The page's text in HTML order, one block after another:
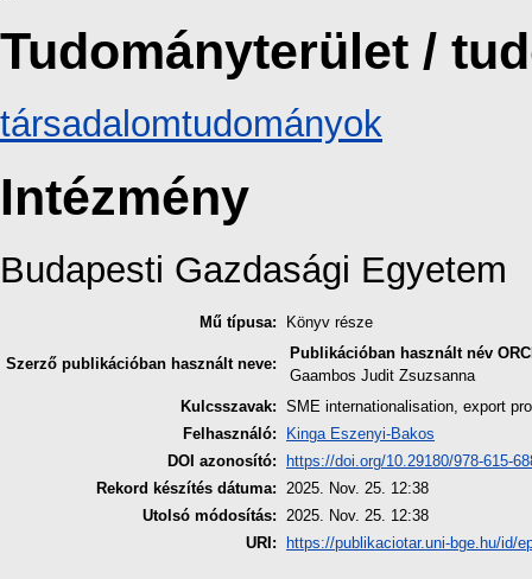
Tudományterület /
társadalomtudományok
Intézmény
Budapesti Gazdasági Egyetem
Mű típusa: Könyv része
Szerző publikációban használt neve:
Publikációban használt név
Gaambos Judit Zsuzsanna
Kulcsszavak: SME internationalisation, export
Felhasználó:
Kinga Eszenyi-Bakos
DOI azonosító:
https://doi.org/10.29180/978-615-
Rekord készítés dátuma: 2025. Nov. 25. 12:38
Utolsó módosítás: 2025. Nov. 25. 12:38
URI:
https://publikaciotar.uni-bge.hu/id/